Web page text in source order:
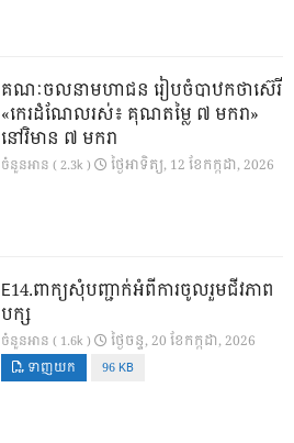
គណៈចលនាមហាជន រៀបចំបាឋកថាស៊េរី
«កេរដំណែលរស់៖ គុណតម្លៃ ៧ មករា»
នៅវិមាន ៧ មករា
ចំនួនអាន ( 2.3k ) ថ្ងៃ​អាទិត្យ, 12 ខែ​កក្កដា, 2026
E14.ពាក្យសុំបញ្ជាក់អំពីការចូលរួមជីវភាព
បក្ស
ចំនួនអាន ( 1.6k ) ថ្ងៃ​ចន្ទ, 20 ខែ​កក្កដា, 2026
ទាញយក 96 KB